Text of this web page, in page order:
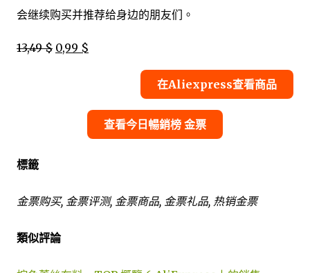
会继续购买并推荐给身边的朋友们。
13,49 $ 0,99 $
在Aliexpress查看商品
查看今日暢銷榜 金票
標籤
金票购买, 金票评测, 金票商品, 金票礼品, 热销金票
類似評論